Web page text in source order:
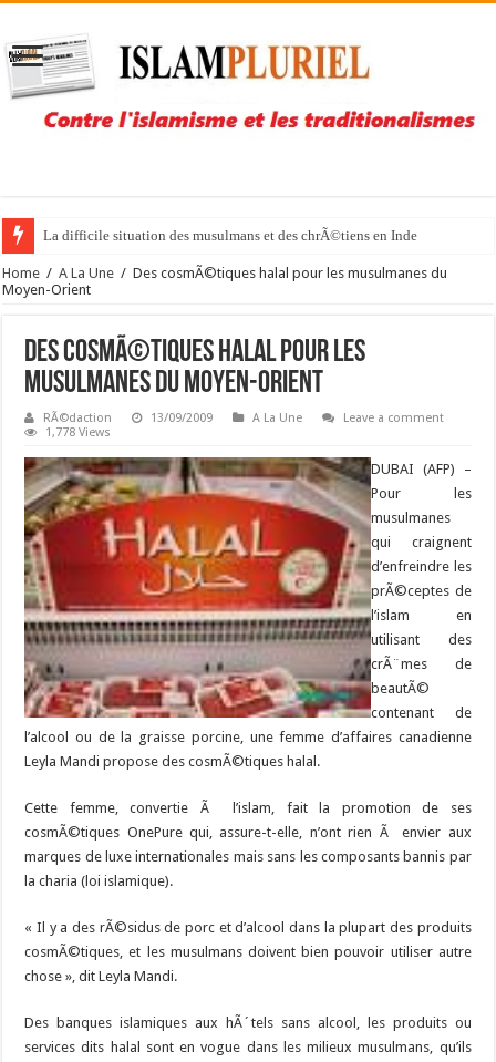
La difficile situation des musulmans et des chrÃ©tiens en Inde
Home / A La Une / Des cosmÃ©tiques halal pour les musulmanes du
Moyen-Orient
Des cosmÃ©tiques halal pour les
musulmanes du Moyen-Orient
RÃ©daction 13/09/2009 A La Une
Leave a comment
1,778 Views
DUBAI (AFP) –
Pour les
musulmanes
qui craignent
d’enfreindre les
prÃ©ceptes de
l’islam en
utilisant des
crÃ¨mes de
beautÃ©
contenant de
l’alcool ou de la graisse porcine, une femme d’affaires canadienne
Leyla Mandi propose des cosmÃ©tiques halal.
Cette femme, convertie Ã l’islam, fait la promotion de ses
cosmÃ©tiques OnePure qui, assure-t-elle, n’ont rien Ã envier aux
marques de luxe internationales mais sans les composants bannis par
la charia (loi islamique).
« Il y a des rÃ©sidus de porc et d’alcool dans la plupart des produits
cosmÃ©tiques, et les musulmans doivent bien pouvoir utiliser autre
chose », dit Leyla Mandi.
Des banques islamiques aux hÃ´tels sans alcool, les produits ou
services dits halal sont en vogue dans les milieux musulmans, qu’ils